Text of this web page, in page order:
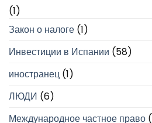
(1)
Закон о налоге (1)
Инвестиции в Испании (58)
иностранец (1)
ЛЮДИ (6)
Международное частное право